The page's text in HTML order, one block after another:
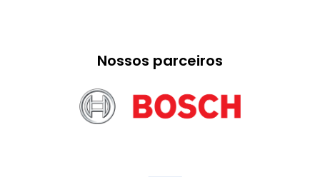
Nossos parceiros